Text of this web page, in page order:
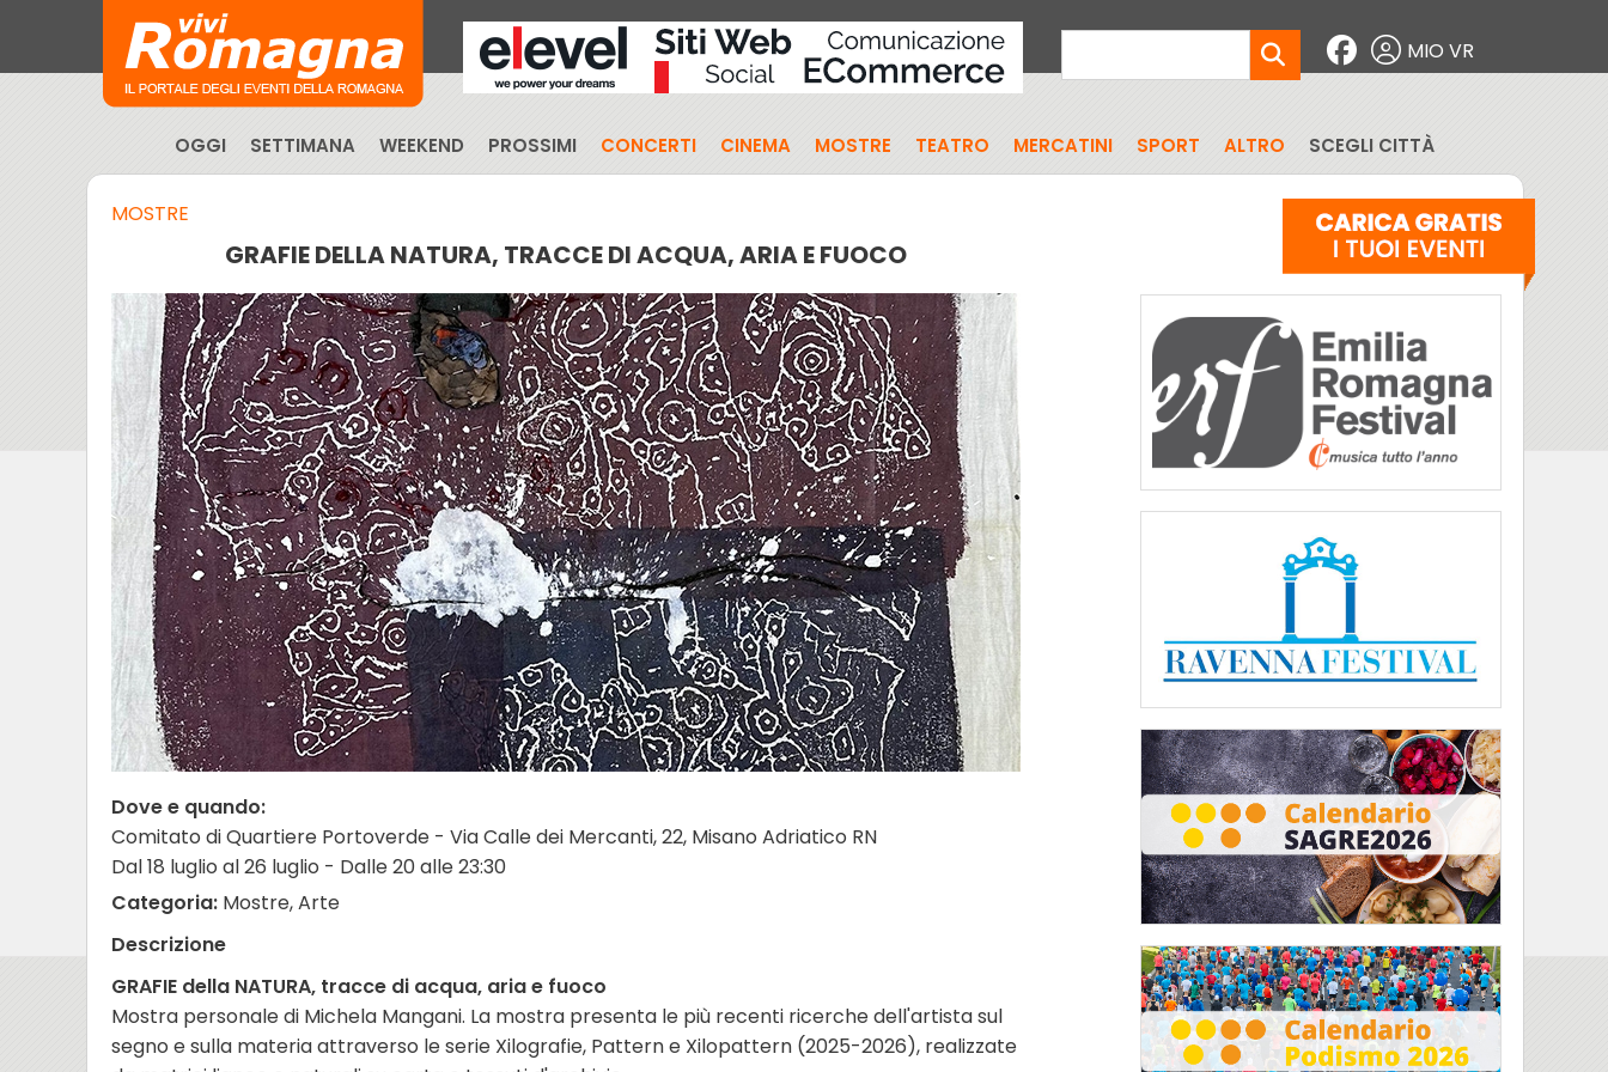
MIO VR
OGGI SETTIMANA WEEKEND PROSSIMI CONCERTI CINEMA MOSTRE TEATRO MERCATINI SPORT ALTRO SCEGLI CITTÀ
MOSTRE
GRAFIE DELLA NATURA, TRACCE DI ACQUA, ARIA E FUOCO
Dove e quando:
Comitato di Quartiere Portoverde - Via Calle dei Mercanti, 22, Misano Adriatico RN
Dal 18 luglio al 26 luglio - Dalle 20 alle 23:30
Categoria: Mostre, Arte
Descrizione
GRAFIE della NATURA, tracce di acqua, aria e fuoco
Mostra personale di Michela Mangani. La mostra presenta le più recenti ricerche dell'artista sul
segno e sulla materia attraverso le serie Xilografie, Pattern e Xilopattern (2025-2026), realizzate